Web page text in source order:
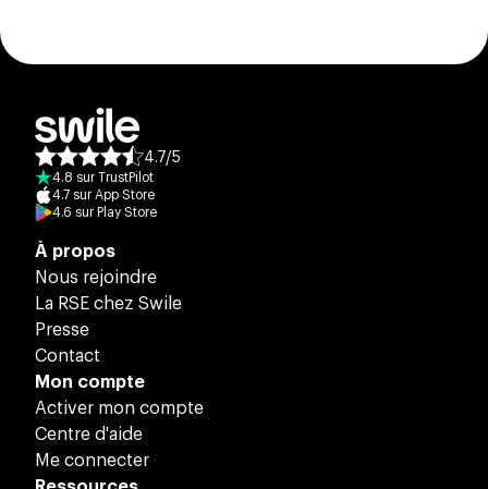
Note moyenne des avis :
4.7/5
4.8 sur TrustPilot
4.7 sur App Store
4.6 sur Play Store
À propos
Nous rejoindre
La RSE chez Swile
Presse
Contact
Mon compte
Activer mon compte
Centre d'aide
Me connecter